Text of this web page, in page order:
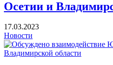
Осетии и
17.03.2023
Новости